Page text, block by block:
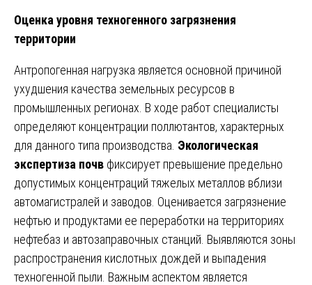
Оценка уровня техногенного загрязнения
территории
Антропогенная нагрузка является основной причиной
ухудшения качества земельных ресурсов в
промышленных регионах. В ходе работ специалисты
определяют концентрации поллютантов, характерных
для данного типа производства. Экологическая
экспертиза почв фиксирует превышение предельно
допустимых концентраций тяжелых металлов вблизи
автомагистралей и заводов. Оценивается загрязнение
нефтью и продуктами ее переработки на территориях
нефтебаз и автозаправочных станций. Выявляются зоны
распространения кислотных дождей и выпадения
техногенной пыли. Важным аспектом является